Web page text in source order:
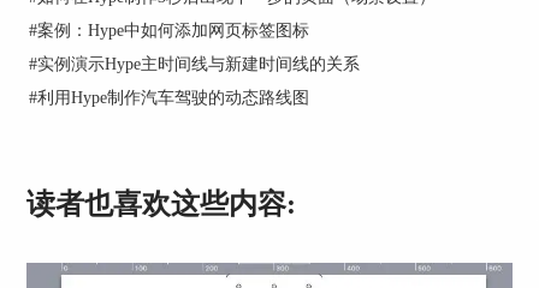
切换，是第4张图片完全移入显示窗口时，马上切
回到第1张图片，所以整个循环运动，暂停的都是
#案例：Hype中如何添加网页标签图标
#实例演示Hype主时间线与新建时间线的关系
#利用Hype制作汽车驾驶的动态路线图
读者也喜欢这些内容: